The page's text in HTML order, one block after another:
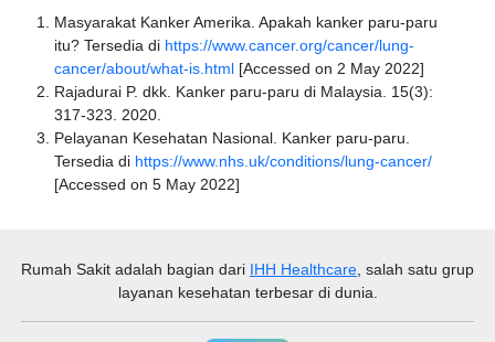
Masyarakat Kanker Amerika. Apakah kanker paru-paru
itu? Tersedia di https://www.cancer.org/cancer/lung-
cancer/about/what-is.html [Accessed on 2 May 2022]
Rajadurai P. dkk. Kanker paru-paru di Malaysia. 15(3):
317-323. 2020.
Pelayanan Kesehatan Nasional. Kanker paru-paru.
Tersedia di https://www.nhs.uk/conditions/lung-cancer/
[Accessed on 5 May 2022]
Rumah Sakit adalah bagian dari IHH Healthcare, salah satu grup
layanan kesehatan terbesar di dunia.